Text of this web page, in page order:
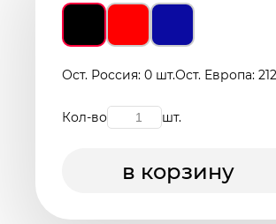
Ост. Россия: 0 шт.Ост. Европа:
Кол-во шт.
в корзину